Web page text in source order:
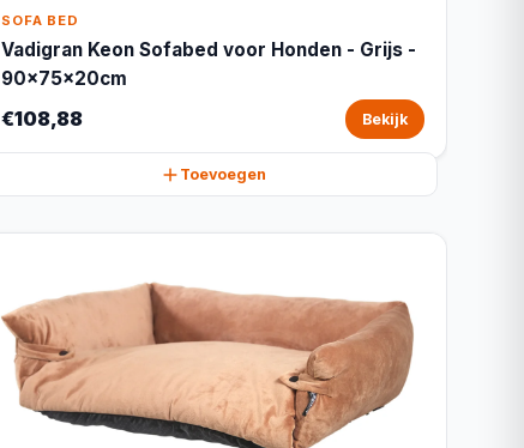
SOFA BED
Vadigran Keon Sofabed voor Honden - Grijs -
90x75x20cm
€108,88 Bekijk
Toevoegen